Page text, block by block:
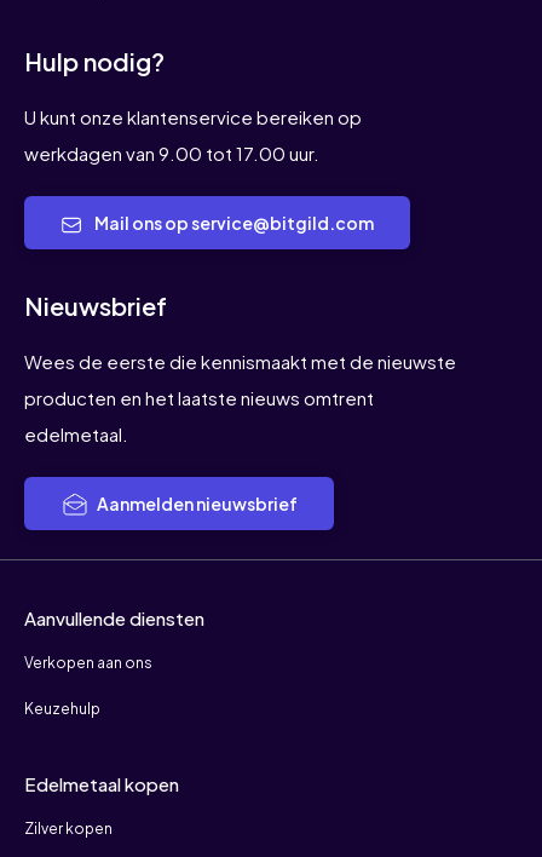
Hulp nodig?
U kunt onze klantenservice bereiken op
werkdagen van 9.00 tot 17.00 uur.
Mail ons op service@bitgild.com
Nieuwsbrief
Wees de eerste die kennismaakt met de nieuwste
producten en het laatste nieuws omtrent
edelmetaal.
Aanmelden nieuwsbrief
Aanvullende diensten
Verkopen aan ons
Keuzehulp
Edelmetaal kopen
Zilver kopen